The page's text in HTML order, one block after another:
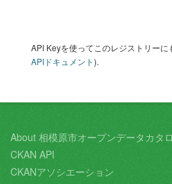
API Keyを使ってこのレジストリー
APIドキュメント).
About 相模原市オープンデータカタ
CKAN API
CKANアソシエーション